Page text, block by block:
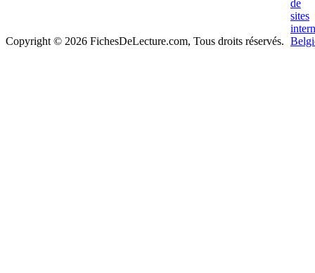
Copyright © 2026 FichesDeLecture.com, Tous droits réservés.